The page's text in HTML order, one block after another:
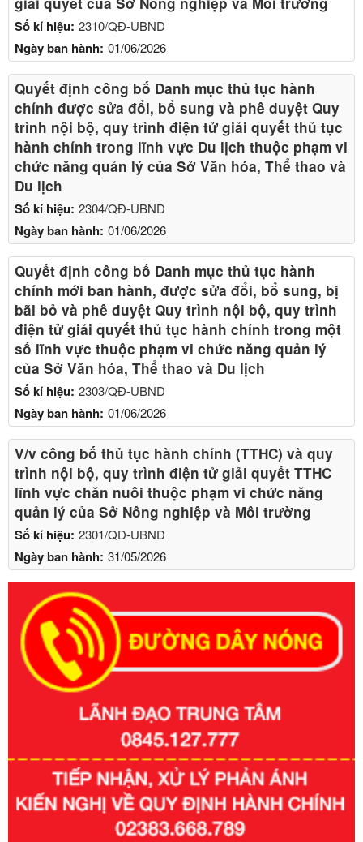
Số kí hiệu: 2310/QĐ-UBND
Ngày ban hành: 01/06/2026
Số kí hiệu: 2304/QĐ-UBND
Ngày ban hành: 01/06/2026
Quyết định công bố Danh mục thủ tục hành
chính được sửa đổi, bổ sung và phê duyệt Quy
trình nội bộ, quy trình điện tử giải quyết thủ tục
hành chính trong lĩnh vực Du lịch thuộc phạm vi
chức năng quản lý của Sở Văn hóa, Thể thao và
Du lịch
Số kí hiệu: 2303/QĐ-UBND
Ngày ban hành: 01/06/2026
Quyết định công bố Danh mục thủ tục hành
chính mới ban hành, được sửa đổi, bổ sung, bị
bãi bỏ và phê duyệt Quy trình nội bộ, quy trình
điện tử giải quyết thủ tục hành chính trong một
số lĩnh vực thuộc phạm vi chức năng quản lý
của Sở Văn hóa, Thể thao và Du lịch
Số kí hiệu: 2301/QĐ-UBND
Ngày ban hành: 31/05/2026
V/v công bố thủ tục hành chính (TTHC) và quy
trình nội bộ, quy trình điện tử giải quyết TTHC
lĩnh vực chăn nuôi thuộc phạm vi chức năng
quản lý của Sở Nông nghiệp và Môi trường